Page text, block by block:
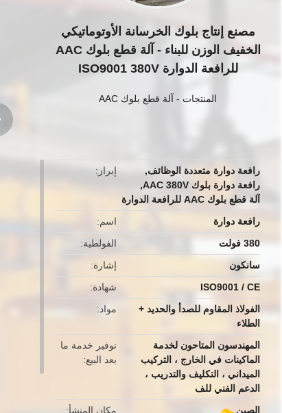
مصنع إنتاج بلوك الخرسانة الأوتوماتيكي
الخفيف الوزن للبناء - آلة قطع بلوك AAC
للرافعة الدوارة ISO9001 380V
المنتجات - آلة قطع بلوك AAC
إبراز رافعة دوارة متعددة الوظائف,
رافعة دوارة بلوك AAC 380V
,
آلة قطع بلوك AAC للرافعة الدوارة
اسم
رافعة دوارة
الفولطية
380 فولت
إشارة
سانكون
شهادة
ISO9001 / CE
مواد
الفولاذ المقاوم للصدأ والحديد +
الطلاء
توفير خدمة ما
بعد البيع
المهندسون المتاحون لخدمة
الماكينات في الخارج ، التركيب
الميداني ، التكليف والتدريب ،
الدعم الفني للف
مكان المنشأ
الصين